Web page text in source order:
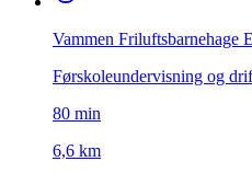
Vammen Friluftsbarnehage
Førskoleundervisning og
80 min
6,6 km